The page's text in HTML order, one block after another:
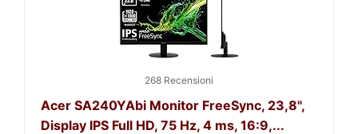
268 Recensioni
Acer SA240YAbi Monitor FreeSync, 23,8",
Display IPS Full HD, 75 Hz, 4 ms, 16:9,...